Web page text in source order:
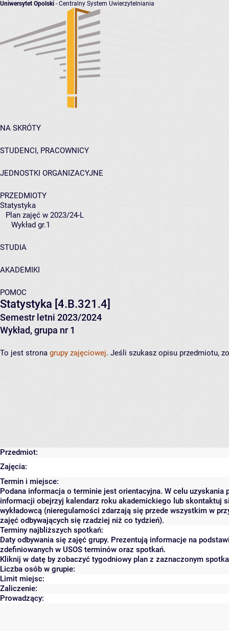
Uniwersytet Opolski - Centralny System Uwierzytelniania
NA SKRÓTY
STUDENCI, PRACOWNICY
JEDNOSTKI ORGANIZACYJNE
PRZEDMIOTY
Statystyka
Plan zajęć w 2023/24-L
Wykład gr.1
STUDIA
AKADEMIKI
POMOC
Statystyka [4.B.321.4]
Semestr letni 2023/2024
Wykład, grupa nr 1
To jest strona grupy zajęciowej. Jeśli szukasz opisu przedmiotu,
Przedmiot:
Zajęcia:
Termin i miejsce:
Podana informacja o terminie jest orientacyjna. W celu uzyskania
informacji obejrzyj kalendarz roku akademickiego lub skontaktuj
wykładowcą (nieregularności zdarzają się przede wszystkim w
zajęć odbywających się rzadziej niż co tydzień).
Terminy najbliższych spotkań:
Daty odbywania się zajęć grupy. Prezentują informacje na
zdefiniowanych w USOS terminów oraz spotkań.
Kliknij w datę by zobaczyć tygodniowy plan z zaznaczonym
Liczba osób w grupie:
Limit miejsc:
Zaliczenie:
Prowadzący: